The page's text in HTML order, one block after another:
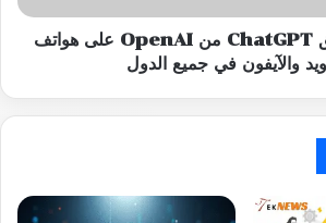
كيفية تحميل تطبيق ChatGPT من OpenAI على هواتف
والآيفون في جميع الدول